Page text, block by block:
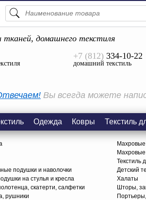
домашнего текстиля
+7 (812) 334-10-22
домашний текстиль
Вы всегда можете
Одежда Ковры Текстиль
подушки и наволочки
на стулья и кресла
скатерти, салфетки
рушники
Текстиль
Детский
Халаты
Шторы,